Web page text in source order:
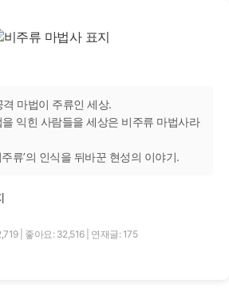
마법이 주류인 세상.
익힌 사람들을 세상은 비주류 마법사라
류’의 인식을 뒤바꾼 현성의 이야기.
좋아요: 32,516 연재글: 175